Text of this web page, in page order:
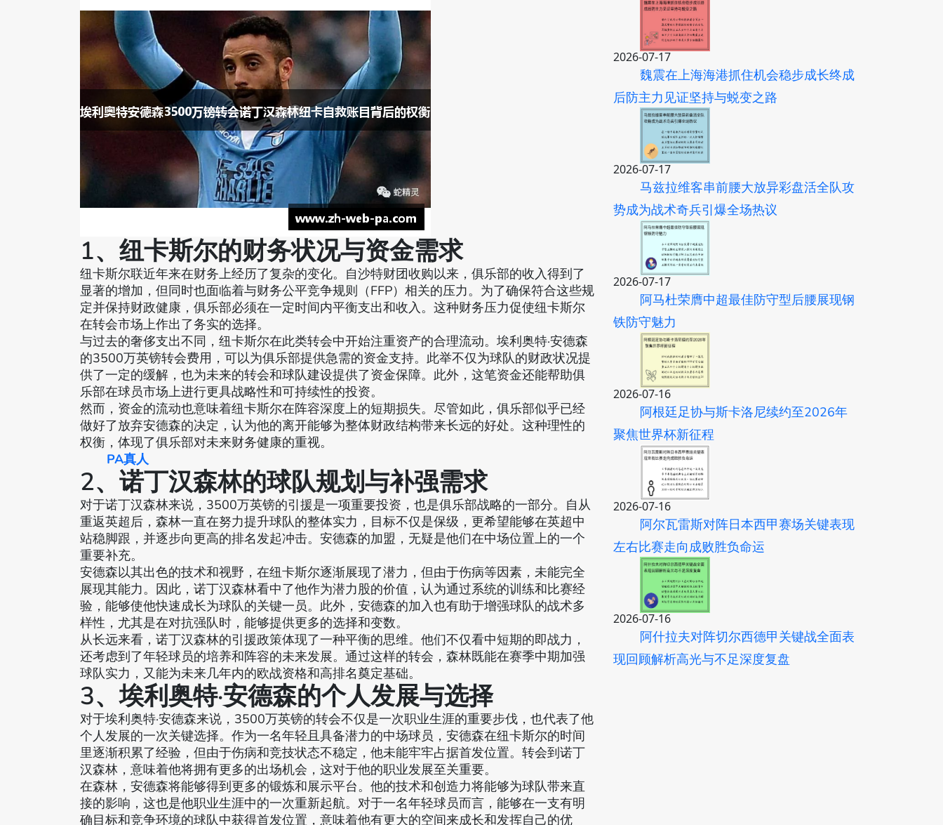
1、纽卡斯尔的财务状况与资金需求
纽卡斯尔联近年来在财务上经历了复杂的变化。自沙特财团收购以来，俱乐部的收入得到了
显著的增加，但同时也面临着与财务公平竞争规则（FFP）相关的压力。为了确保符合这些规
定并保持财政健康，俱乐部必须在一定时间内平衡支出和收入。这种财务压力促使纽卡斯尔
在转会市场上作出了务实的选择。
与过去的奢侈支出不同，纽卡斯尔在此类转会中开始注重资产的合理流动。埃利奥特·安德森
的3500万英镑转会费用，可以为俱乐部提供急需的资金支持。此举不仅为球队的财政状况提
供了一定的缓解，也为未来的转会和球队建设提供了资金保障。此外，这笔资金还能帮助俱
乐部在球员市场上进行更具战略性和可持续性的投资。
然而，资金的流动也意味着纽卡斯尔在阵容深度上的短期损失。尽管如此，俱乐部似乎已经
做好了放弃安德森的决定，认为他的离开能够为整体财政结构带来长远的好处。这种理性的
权衡，体现了俱乐部对未来财务健康的重视。
PA真人
2、诺丁汉森林的球队规划与补强需求
对于诺丁汉森林来说，3500万英镑的引援是一项重要投资，也是俱乐部战略的一部分。自从
重返英超后，森林一直在努力提升球队的整体实力，目标不仅是保级，更希望能够在英超中
站稳脚跟，并逐步向更高的排名发起冲击。安德森的加盟，无疑是他们在中场位置上的一个
重要补充。
安德森以其出色的技术和视野，在纽卡斯尔逐渐展现了潜力，但由于伤病等因素，未能完全
展现其能力。因此，诺丁汉森林看中了他作为潜力股的价值，认为通过系统的训练和比赛经
验，能够使他快速成长为球队的关键一员。此外，安德森的加入也有助于增强球队的战术多
样性，尤其是在对抗强队时，能够提供更多的选择和变数。
从长远来看，诺丁汉森林的引援政策体现了一种平衡的思维。他们不仅看中短期的即战力，
还考虑到了年轻球员的培养和阵容的未来发展。通过这样的转会，森林既能在赛季中期加强
球队实力，又能为未来几年内的欧战资格和高排名奠定基础。
3、埃利奥特·安德森的个人发展与选择
对于埃利奥特·安德森来说，3500万英镑的转会不仅是一次职业生涯的重要步伐，也代表了他
个人发展的一次关键选择。作为一名年轻且具备潜力的中场球员，安德森在纽卡斯尔的时间
里逐渐积累了经验，但由于伤病和竞技状态不稳定，他未能牢牢占据首发位置。转会到诺丁
汉森林，意味着他将拥有更多的出场机会，这对于他的职业发展至关重要。
在森林，安德森将能够得到更多的锻炼和展示平台。他的技术和创造力将能够为球队带来直
接的影响，这也是他职业生涯中的一次重新起航。对于一名年轻球员而言，能够在一支有明
确目标和竞争环境的球队中获得首发位置，意味着他有更大的空间来成长和发挥自己的优
2026-07-17
魏震在上海海港抓住机会稳步成长终成
后防主力见证坚持与蜕变之路
2026-07-17
马兹拉维客串前腰大放异彩盘活全队攻
势成为战术奇兵引爆全场热议
2026-07-17
阿马杜荣膺中超最佳防守型后腰展现钢
铁防守魅力
2026-07-16
阿根廷足协与斯卡洛尼续约至2026年
聚焦世界杯新征程
2026-07-16
阿尔瓦雷斯对阵日本西甲赛场关键表现
左右比赛走向成败胜负命运
2026-07-16
阿什拉夫对阵切尔西德甲关键战全面表
现回顾解析高光与不足深度复盘